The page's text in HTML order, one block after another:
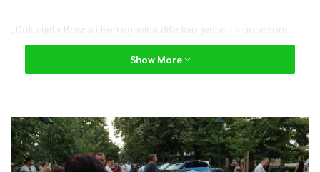
„Dok cijela Bosna i Hercegovina diše kao jedno i s ponosom
prati našu fudbalsku reprezentaciju na Svjetskom prvenstvu, mi
povlačimo još jedan važan potez za budućnost sporta u
nije samo finansijska – ona je jasna poruka da želimo biti
pouzdan partner u razvoju kluba i iskren saveznik na putu ka
zajedničkom cilju, osvajanju titule prvaka Bosne i Hercegovine.
Show More